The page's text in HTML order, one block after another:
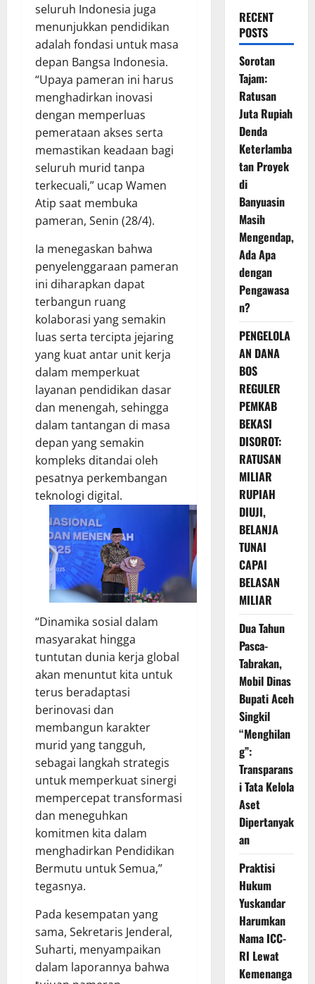
seluruh Indonesia juga
menunjukkan pendidikan
adalah fondasi untuk masa
depan Bangsa Indonesia.
“Upaya pameran ini harus
menghadirkan inovasi
dengan memperluas
pemerataan akses serta
memastikan keadaan bagi
seluruh murid tanpa
terkecuali,” ucap Wamen
Atip saat membuka
pameran, Senin (28/4).
Ia menegaskan bahwa
penyelenggaraan pameran
ini diharapkan dapat
terbangun ruang
kolaborasi yang semakin
luas serta tercipta jejaring
yang kuat antar unit kerja
dalam memperkuat
layanan pendidikan dasar
dan menengah, sehingga
dalam tantangan di masa
depan yang semakin
kompleks ditandai oleh
pesatnya perkembangan
teknologi digital.
“Dinamika sosial dalam
masyarakat hingga
tuntutan dunia kerja global
akan menuntut kita untuk
terus beradaptasi
berinovasi dan
membangun karakter
murid yang tangguh,
sebagai langkah strategis
untuk memperkuat sinergi
mempercepat transformasi
dan meneguhkan
komitmen kita dalam
menghadirkan Pendidikan
Bermutu untuk Semua,”
tegasnya.
Pada kesempatan yang
sama, Sekretaris Jenderal,
Suharti, menyampaikan
dalam laporannya bahwa
RECENT
POSTS
Sorotan
Tajam:
Ratusan
Juta Rupiah
Denda
Keterlamba
tan Proyek
di
Banyuasin
Masih
Mengendap,
Ada Apa
dengan
Pengawasa
n?
PENGELOLA
AN DANA
BOS
REGULER
PEMKAB
BEKASI
DISOROT:
RATUSAN
MILIAR
RUPIAH
DIUJI,
BELANJA
TUNAI
CAPAI
BELASAN
MILIAR
Dua Tahun
Pasca-
Tabrakan,
Mobil Dinas
Bupati Aceh
Singkil
“Menghilan
g”:
Transparans
i Tata Kelola
Aset
Dipertanyak
an
Praktisi
Hukum
Yuskandar
Harumkan
Nama ICC-
RI Lewat
Kemenanga